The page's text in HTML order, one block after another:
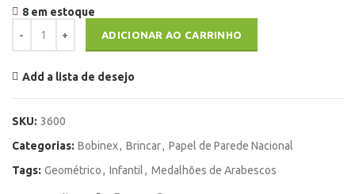
8 em estoque
ADICIONAR AO CARRINHO
Add a lista de desejo
SKU: 3600
Categorias: Bobinex, Brincar, Papel de Parede Nacional
Tags: Geométrico, Infantil, Medalhões de Arabescos